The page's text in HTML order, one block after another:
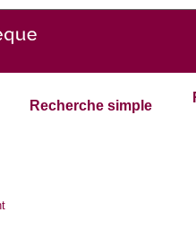
Recherche simple